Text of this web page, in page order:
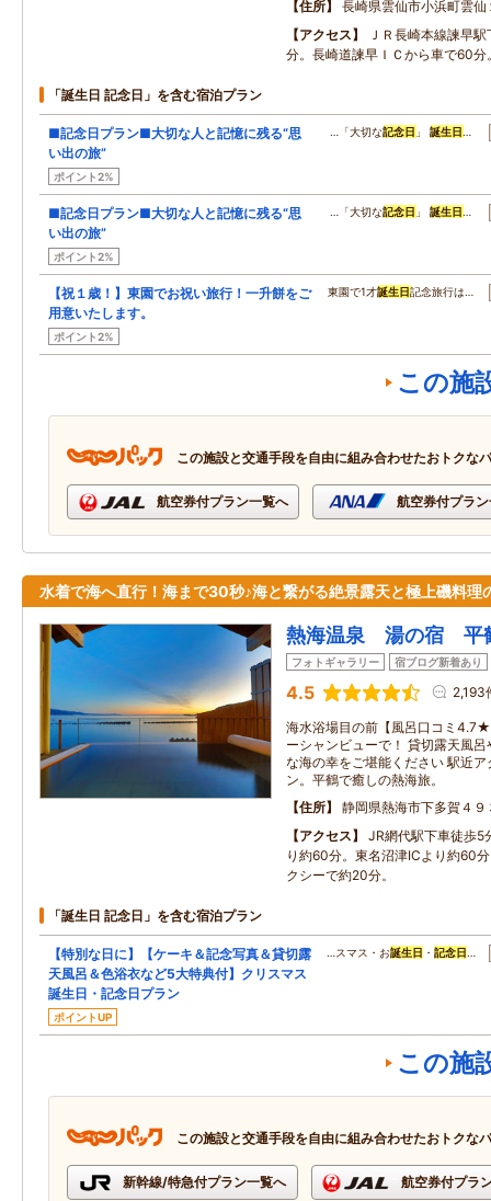
住所
長崎県雲仙市小浜町雲仙
アクセス
ＪＲ長崎本線諫早
分。長崎道諫早ＩＣから車で60分
「誕生日 記念日」を含む宿泊プラン
■記念日プラン■大切な人と記憶に残る“思
い出の旅”
ポイント2%
…「大切な記念日 」誕生日 …
■記念日プラン■大切な人と記憶に残る“思
い出の旅”
ポイント2%
…「大切な記念日 」誕生日 …
【祝１歳！】東園でお祝い旅行！一升餅をご
用意いたします。
ポイント2%
東園で1才誕生日記念旅行は…
この施
この施設と交通手段を自由に組み合わせたおトクな
航空券付プラン一覧へ 航空券付プラ
水着で海へ直行！海まで30秒♪海と繋がる絶景露天と極上磯料理
熱海温泉 湯の宿 平
フォトギャラリー 宿ブログ新着あり
4.5 2,193
海水浴場目の前【風呂口コミ
ーシャンビューで！ 貸切露天風
な海の幸をご堪能ください 駅近
ン。平鶴で癒しの熱海旅。
住所
静岡県熱海市下多賀４９
アクセス
JR網代駅下車徒歩5
り約60分。東名沼津ICより約60
クシーで約20分。
「誕生日 記念日」を含む宿泊プラン
【特別な日に】【ケーキ＆記念写真＆貸切露
天風呂＆色浴衣など5大特典付】クリスマス
誕生日・記念日プラン
ポイントUP
…スマス・お誕生日 ・ 記念日 …
この施
この施設と交通手段を自由に組み合わせたおトクな
新幹線/特急付プラン一覧へ 航空券付プラ